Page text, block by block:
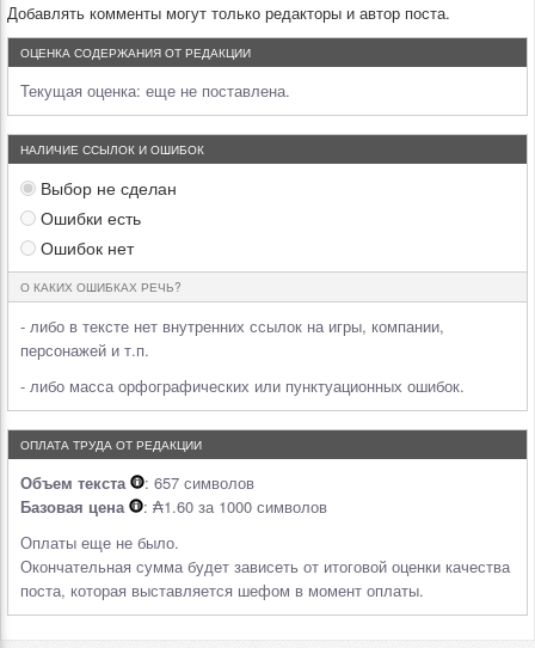
Добавлять комменты могут только редакторы и автор поста.
ОЦЕНКА СОДЕРЖАНИЯ ОТ РЕДАКЦИИ
Текущая оценка: еще не поставлена.
НАЛИЧИЕ ССЫЛОК И ОШИБОК
Выбор не сделан
Ошибки есть
Ошибок нет
О КАКИХ ОШИБКАХ РЕЧЬ?
- либо в тексте нет внутренних ссылок на игры, компании,
персонажей и т.п.
- либо масса орфографических или пунктуационных ошибок.
ОПЛАТА ТРУДА ОТ РЕДАКЦИИ
Объем текста
: 657 символов
Базовая цена
: ₳1.60 за 1000 символов
Оплаты еще не было.
Окончательная сумма будет зависеть от итоговой оценки качества
поста, которая выставляется шефом в момент оплаты.